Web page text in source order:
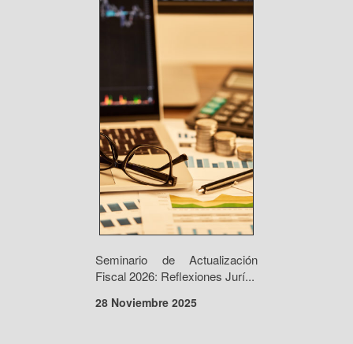
Seminario de Actualización
Fiscal 2026: Reflexiones Jurí...
28 Noviembre 2025